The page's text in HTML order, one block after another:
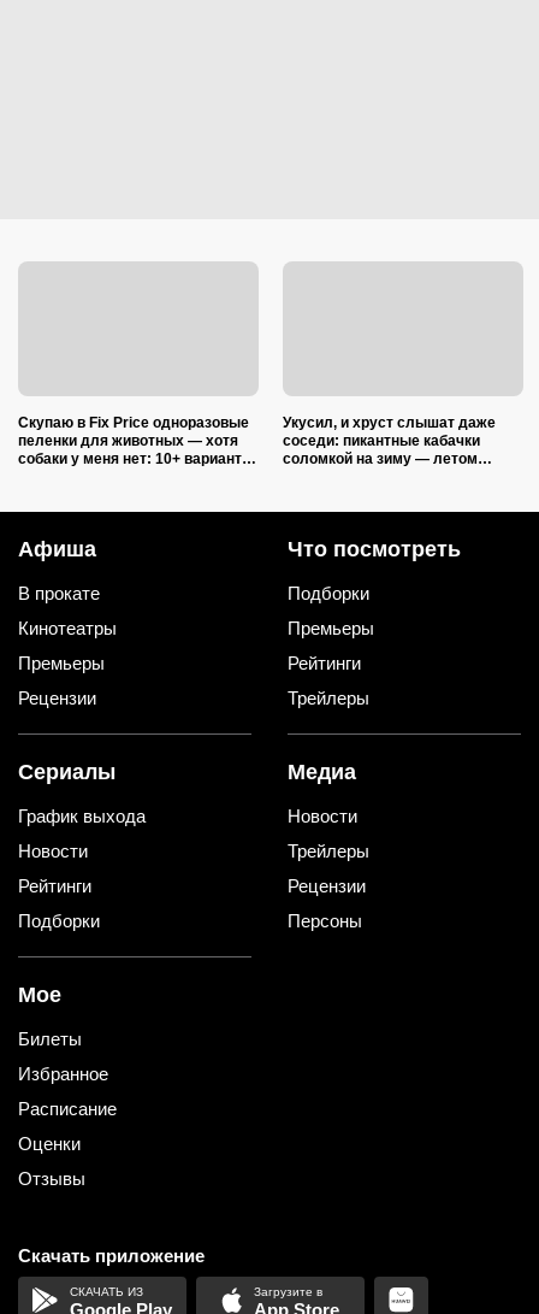
Скупаю в Fix Price одноразовые
пеленки для животных — хотя
собаки у меня нет: 10+ вариантов
Укусил, и хруст слышат даже
соседи: пикантные кабачки
соломкой на зиму — летом
Афиша
В прокате
Кинотеатры
Премьеры
Рецензии
Что посмотреть
Подборки
Премьеры
Рейтинги
Трейлеры
Сериалы
График выхода
Новости
Рейтинги
Подборки
Медиа
Новости
Трейлеры
Рецензии
Персоны
Мое
Билеты
Избранное
Расписание
Оценки
Отзывы
Скачать приложение
Google Play App Store